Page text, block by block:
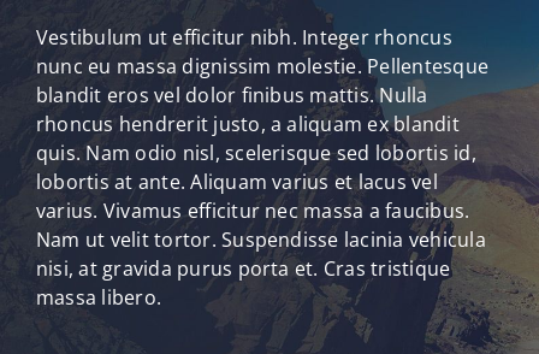
Contact Us
Vestibulum ut efficitur nibh. Integer rhoncus
nunc eu massa dignissim molestie. Pellentesque
blandit eros vel dolor finibus mattis. Nulla
rhoncus hendrerit justo, a aliquam ex blandit
quis. Nam odio nisl, scelerisque sed lobortis id,
lobortis at ante. Aliquam varius et lacus vel
varius. Vivamus efficitur nec massa a faucibus.
Nam ut velit tortor. Suspendisse lacinia vehicula
nisi, at gravida purus porta et. Cras tristique
massa libero.